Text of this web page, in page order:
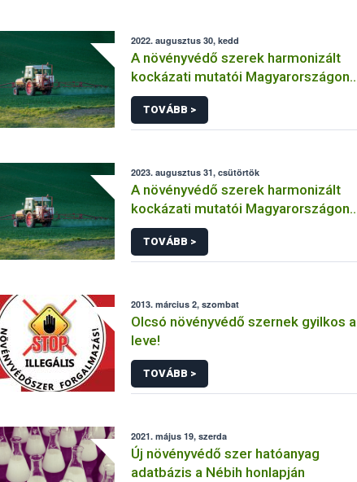
2022. augusztus 30, kedd
A növényvédő szerek harmonizált
kockázati mutatói Magyarországon
(2011-2020) Másolat 1
TOVÁBB >
2023. augusztus 31, csütörtök
A növényvédő szerek harmonizált
kockázati mutatói Magyarországon
(2011-2020)
TOVÁBB >
2013. március 2, szombat
Olcsó növényvédő szernek gyilkos a
leve!
TOVÁBB >
2021. május 19, szerda
Új növényvédő szer hatóanyag
adatbázis a Nébih honlapján